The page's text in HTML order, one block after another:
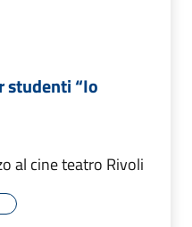
studenti “Io
al cine teatro Rivoli